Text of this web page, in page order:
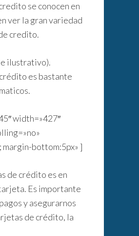
se conocen en
ver la gran variedad
credito.
ilustrativo).
es bastante
width=»427″
bottom:5px» ]
de crédito es en
Es importante
y asegurarnos
de crédito, la